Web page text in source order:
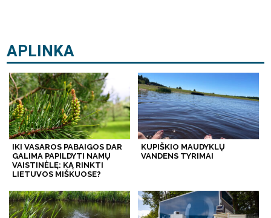
APLINKA
IKI VASAROS PABAIGOS DAR
GALIMA PAPILDYTI NAMŲ
VAISTINĖLĘ: KĄ RINKTI
LIETUVOS MIŠKUOSE?
KUPIŠKIO MAUDYKLŲ
VANDENS TYRIMAI